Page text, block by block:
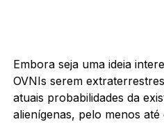
Embora seja uma ideia
OVNIs serem
atuais probabilidades da
alienígenas, pelo menos